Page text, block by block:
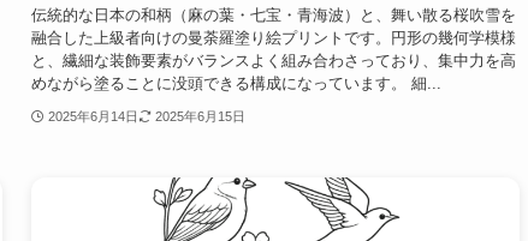
伝統的な日本の和柄（麻の葉・七宝・青海波）と、舞い散る桜吹雪を
融合した上級者向けの曼荼羅塗り絵プリントです。円形の幾何学模様
と、繊細な装飾要素がバランスよく組み合わさっており、集中力を高
めながら塗ることに没頭できる構成になっています。 細...
2025年6月14日 2025年6月15日